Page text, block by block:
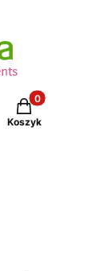
Produkty w
Koszyk